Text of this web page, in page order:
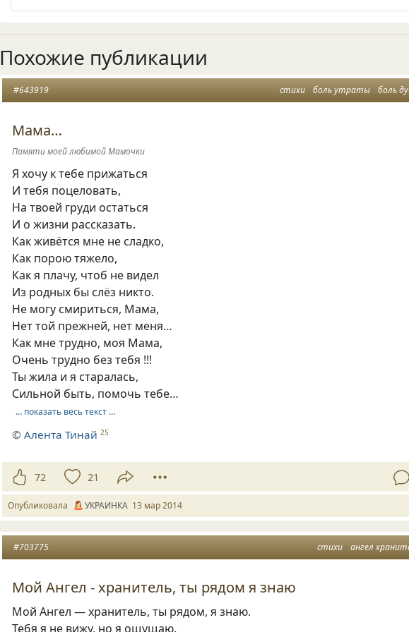
Похожие публикации
стихи боль утраты боль
#643919
Мама…
Памяти моей любимой Мамочки
Я хочу к тебе прижаться
И тебя поцеловать,
На твоей груди остаться
И о жизни рассказать.
Как живётся мне не сладко,
Как порою тяжело,
Как я плачу, чтоб не видел
Из родных бы слёз никто.
Не могу смириться, Мама,
Нет той прежней, нет меня…
Как мне трудно, моя Мама,
Очень трудно без тебя !!!
Ты жила и я старалась,
Сильной быть, помочь тебе…
… показать весь текст …
©Алента Тинай 25
72 21
Опубликовала УКРАИНКА 13 мар 2014
стихи ангел
#703775
Мой Ангел - хранитель, ты рядом я знаю
Мой Ангел — хранитель, ты рядом, я знаю.
Тебя я не вижу, но я ощущаю.